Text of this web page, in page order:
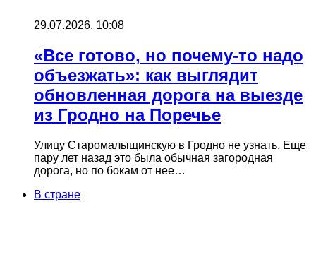
29.07.2026, 10:08
«Все готово, но почему-то надо
объезжать»: как выглядит
обновленная дорога на выезде
из Гродно на Поречье
Улицу Старомалыщинскую в Гродно не узнать. Еще
пару лет назад это была обычная загородная
дорога, но по бокам от нее…
В стране